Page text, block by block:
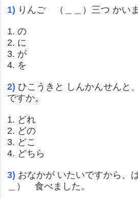
1) りんご （＿＿）三つ かいま
1. の
2. に
3. が
4. を
2) ひこうきと しんかんせん
ですか。
1. どれ
2. どの
3. どこ
4. どちら
3) おなかが いたいですから、
＿） 食べました。